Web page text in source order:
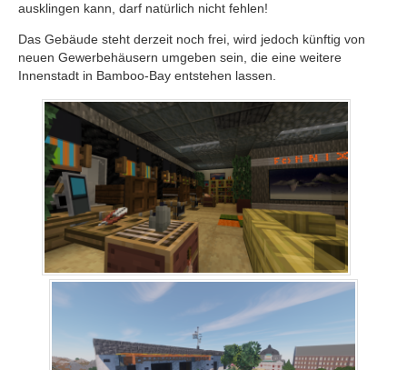
ausklingen kann, darf natürlich nicht fehlen!
Das Gebäude steht derzeit noch frei, wird jedoch künftig von
neuen Gewerbehäusern umgeben sein, die eine weitere
Innenstadt in Bamboo-Bay entstehen lassen.